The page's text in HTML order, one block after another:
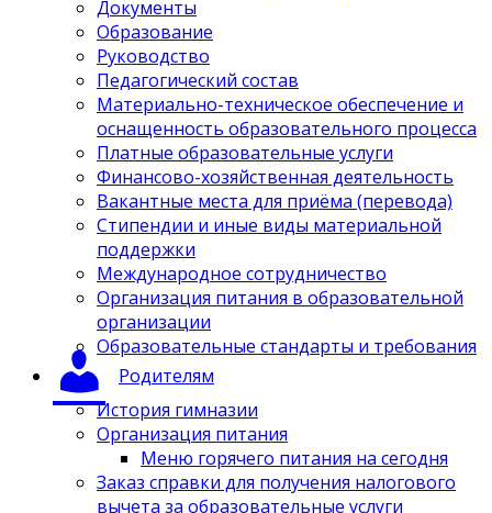
Документы
Образование
Руководство
Педагогический состав
Материально-техническое обеспечение и
оснащенность образовательного процесса
Платные образовательные услуги
Финансово-хозяйственная деятельность
Вакантные места для приёма (перевода)
Стипендии и иные виды материальной
поддержки
Международное сотрудничество
Организация питания в образовательной
организации
Образовательные стандарты и требования
Родителям
История гимназии
Организация питания
Меню горячего питания на сегодня
Заказ справки для получения налогового
вычета за образовательные услуги